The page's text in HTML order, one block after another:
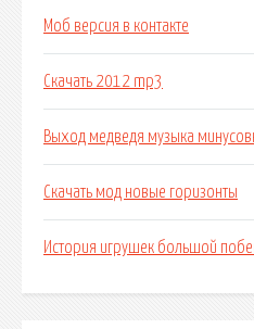
Моб версия в контакте
Скачать 2012 mp3
Выход медведя музыка
Скачать мод новые горизонты
История игрушек большой